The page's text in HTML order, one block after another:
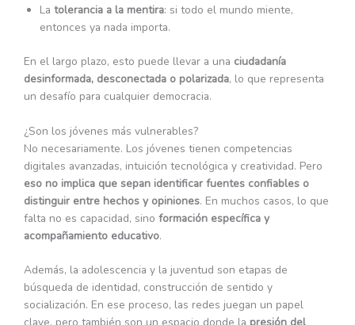
La tolerancia a la mentira: si todo el mundo miente,
entonces ya nada importa.
En el largo plazo, esto puede llevar a una ciudadanía
desinformada, desconectada o polarizada, lo que representa
un desafío para cualquier democracia.
¿Son los jóvenes más vulnerables?
No necesariamente. Los jóvenes tienen competencias
digitales avanzadas, intuición tecnológica y creatividad. Pero
eso no implica que sepan identificar fuentes confiables o
distinguir entre hechos y opiniones. En muchos casos, lo que
falta no es capacidad, sino formación específica y
acompañamiento educativo.
Además, la adolescencia y la juventud son etapas de
búsqueda de identidad, construcción de sentido y
socialización. En ese proceso, las redes juegan un papel